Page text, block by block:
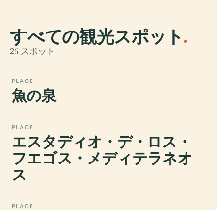
すべての観光スポット.
26 スポット
PLACE
魚の泉
PLACE
エスタディオ・デ・ロス・
フエゴス・メディテラネオ
ス
PLACE